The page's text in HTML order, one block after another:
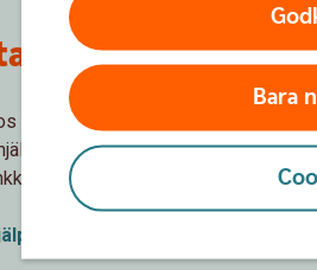
tjänstepension
oss och få en bättre överblick? Vi
gärna till med det. Välkommen
vi dig flytta tjänstepensionen
Bara